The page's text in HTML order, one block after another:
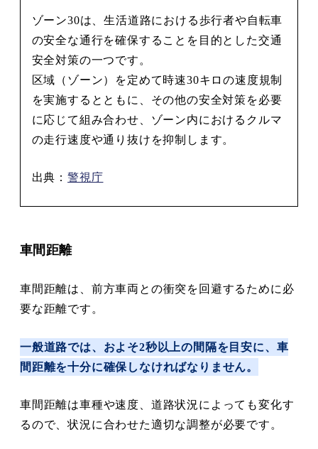
ゾーン30は、生活道路における歩行者や自転車
の安全な通行を確保することを目的とした交通
安全対策の一つです。
区域（ゾーン）を定めて時速30キロの速度規制
を実施するとともに、その他の安全対策を必要
に応じて組み合わせ、ゾーン内におけるクルマ
の走行速度や通り抜けを抑制します。
出典：警視庁
車間距離
車間距離は、前方車両との衝突を回避するために必
要な距離です。
一般道路では、 およそ2秒以上の間隔を目安に、車
間距離を十分に確保しなければなりません。
車間距離は車種や速度、道路状況によっても変化す
るので、状況に合わせた適切な調整が必要です。